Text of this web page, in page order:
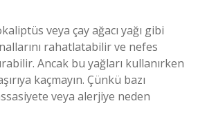
veya çay ağacı yağı gibi
rahatlatabilir ve nefes
Ancak bu yağları kullanırken
kaçmayın. Çünkü bazı
veya alerjiye neden